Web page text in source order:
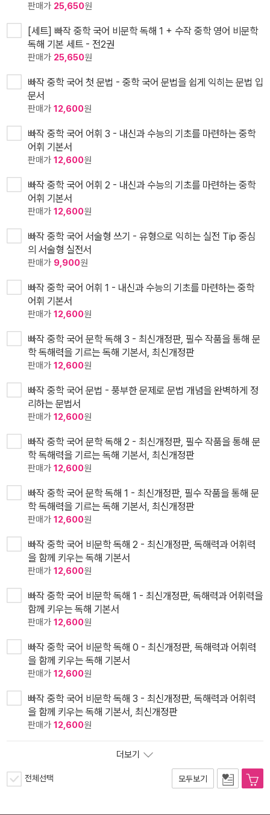
판매가 25,650원
[세트] 빠작 중학 국어 비문학 독해 1 + 수작 중학 영어 비문학
독해 기본 세트 - 전2권
판매가 25,650원
빠작 중학 국어 첫 문법 - 중학 국어 문법을 쉽게 익히는 문법 입
문서
판매가 12,600원
빠작 중학 국어 어휘 3 - 내신과 수능의 기초를 마련하는 중학
어휘 기본서
판매가 12,600원
빠작 중학 국어 어휘 2 - 내신과 수능의 기초를 마련하는 중학
어휘 기본서
판매가 12,600원
빠작 중학 국어 서술형 쓰기 - 유형으로 익히는 실전 Tip 중심
의 서술형 실전서
판매가 9,900원
빠작 중학 국어 어휘 1 - 내신과 수능의 기초를 마련하는 중학
어휘 기본서
판매가 12,600원
빠작 중학 국어 문학 독해 3 - 최신개정판, 필수 작품을 통해 문
학 독해력을 기르는 독해 기본서, 최신개정판
판매가 12,600원
빠작 중학 국어 문법 - 풍부한 문제로 문법 개념을 완벽하게 정
리하는 문법서
판매가 12,600원
빠작 중학 국어 문학 독해 2 - 최신개정판, 필수 작품을 통해 문
학 독해력을 기르는 독해 기본서, 최신개정판
판매가 12,600원
빠작 중학 국어 문학 독해 1 - 최신개정판, 필수 작품을 통해 문
학 독해력을 기르는 독해 기본서, 최신개정판
판매가 12,600원
빠작 중학 국어 비문학 독해 2 - 최신개정판, 독해력과 어휘력
을 함께 키우는 독해 기본서
판매가 12,600원
빠작 중학 국어 비문학 독해 1 - 최신개정판, 독해력과 어휘력을
함께 키우는 독해 기본서
판매가 12,600원
빠작 중학 국어 비문학 독해 0 - 최신개정판, 독해력과 어휘력
을 함께 키우는 독해 기본서
판매가 12,600원
빠작 중학 국어 비문학 독해 3 - 최신개정판, 독해력과 어휘력
을 함께 키우는 독해 기본서, 최신개정판
판매가 12,600원
더보기
전체선택 모두보기